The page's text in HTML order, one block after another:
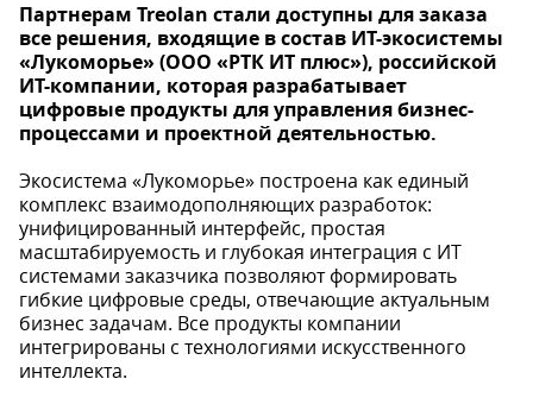
Партнерам Treolan стали доступны для заказа
все решения, входящие в состав ИТ-экосистемы
«Лукоморье» (ООО «РТК ИТ плюс»), российской
ИТ-компании, которая разрабатывает
цифровые продукты для управления бизнес-
процессами и проектной деятельностью.
Экосистема «Лукоморье» построена как единый
комплекс взаимодополняющих разработок:
унифицированный интерфейс, простая
масштабируемость и глубокая интеграция с ИТ
системами заказчика позволяют формировать
гибкие цифровые среды, отвечающие актуальным
бизнес задачам. Все продукты компании
интегрированы с технологиями искусственного
интеллекта.